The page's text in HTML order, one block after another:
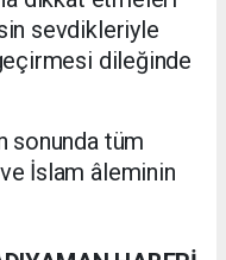
sevdikleriyle
dileğinde
sonunda tüm
İslam âleminin